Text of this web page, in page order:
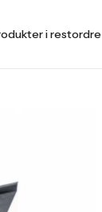
i restordre